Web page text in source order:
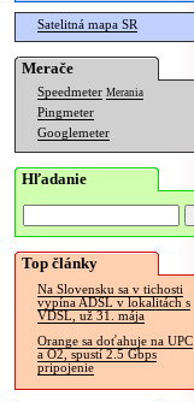
Satelitná mapa SR
Merače
Speedmeter Merania
Pingmeter
Googlemeter
Hľadanie
Top články
Na Slovensku sa v tichosti
vypína ADSL v lokalitách s
VDSL, už 31. mája
Orange sa doťahuje na UPC
a O2, spustí 2.5 Gbps
pripojenie